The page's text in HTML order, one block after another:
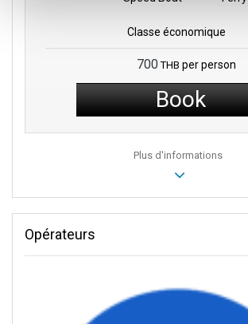
Classe économique
700 THB per person
Book
Plus d'informations
Opérateurs